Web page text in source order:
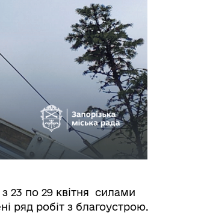
23 по 29 квітня силами
ряд робіт з благоустрою.